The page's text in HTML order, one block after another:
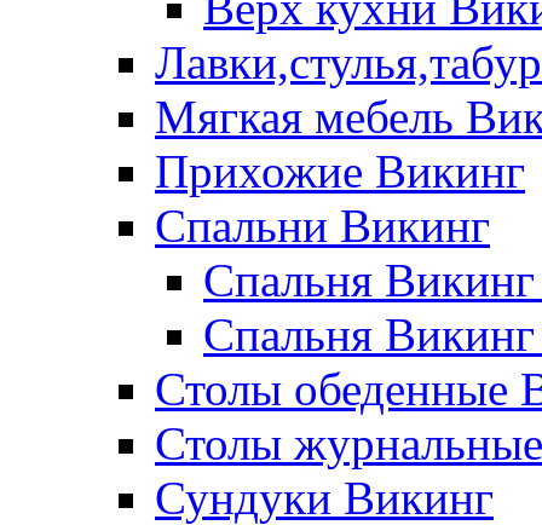
Мягкая мебель
Прихожие Викинг
Спальни Викинг
Спальня
Спальня
Столы обеденные
Столы
Сундуки Викинг